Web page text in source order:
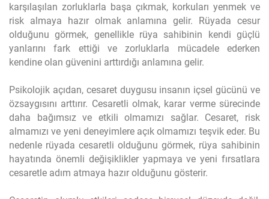
karşılaşılan zorluklarla başa çıkmak, korkuları yenmek ve
risk almaya hazır olmak anlamına gelir. Rüyada cesur
olduğunu görmek, genellikle rüya sahibinin kendi güçlü
yanlarını fark ettiği ve zorluklarla mücadele ederken
kendine olan güvenini arttırdığı anlamına gelir.
Psikolojik açıdan, cesaret duygusu insanın içsel gücünü ve
özsaygısını arttırır. Cesaretli olmak, karar verme sürecinde
daha bağımsız ve etkili olmamızı sağlar. Cesaret, risk
almamızı ve yeni deneyimlere açık olmamızı teşvik eder. Bu
nedenle rüyada cesaretli olduğunu görmek, rüya sahibinin
hayatında önemli değişiklikler yapmaya ve yeni fırsatlara
cesaretle adım atmaya hazır olduğunu gösterir.